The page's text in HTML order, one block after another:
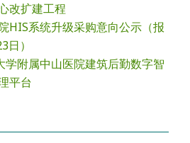
改扩建工程
HIS系统升级采购意向公示（报
）
学附属中山医院建筑后勤数字智
平台